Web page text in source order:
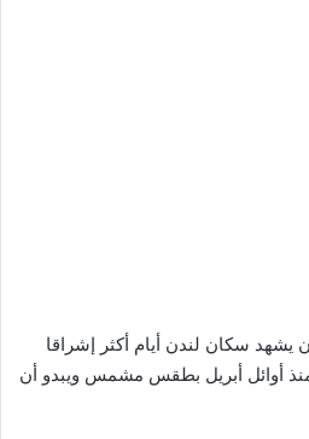
يشهد سكان لندن أيام أكثر إشراقا
أوائل أبريل بطقس مشمس ويبدو أن